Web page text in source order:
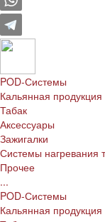
POD-Системы
Кальянная продукция
Табак
Аксессуары
Зажигалки
Системы нагревания
Прочее
...
POD-Системы
Кальянная продукция